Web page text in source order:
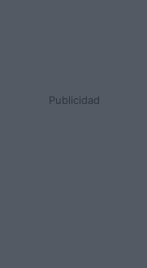
Publicidad